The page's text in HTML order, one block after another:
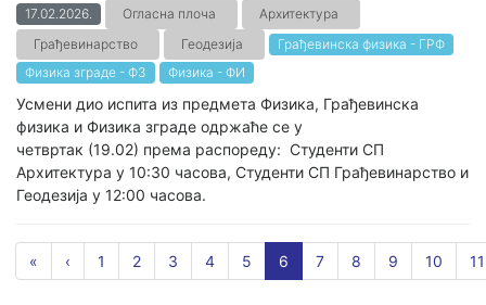
17.02.2026. Огласна плоча
Архитектура
Грађевинарство
Геодезија
Грађевинска физика - ГРФ
Физика зграде - ФЗ
Физика - ФИ
Усмени дио испита из предмета Физика, Грађевинска
физика и Физика зграде одржаће се у
четвртак (19.02) према распореду: Студенти СП
Архитектура у 10:30 часова, Студенти СП Грађевинарство и
Геодезија у 12:00 часова.
« ‹ 1 2 3 4 5 6 7 8 9 10 11